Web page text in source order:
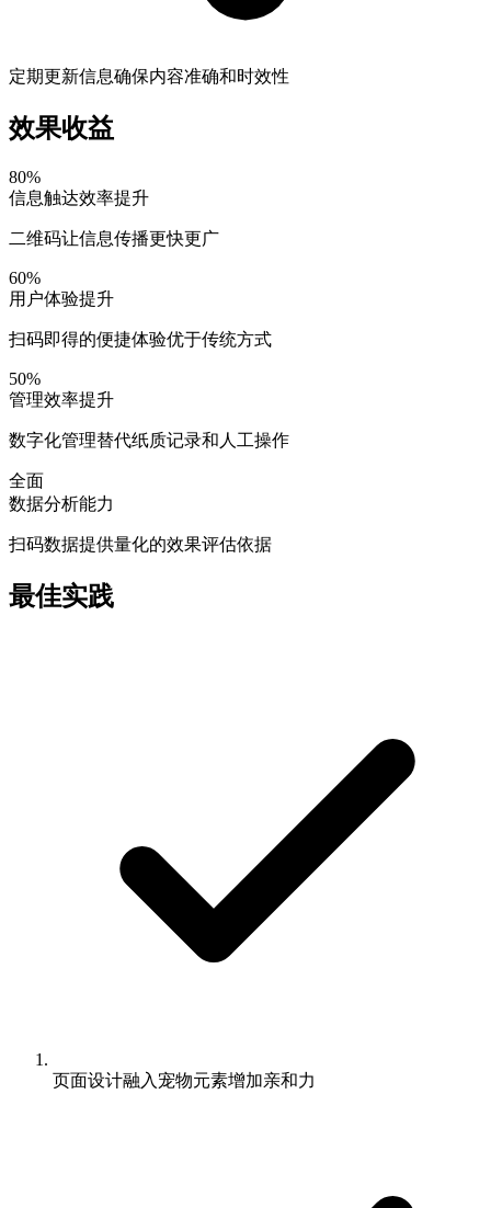
定期更新信息确保内容准确和时效性
效果收益
80%
信息触达效率提升
二维码让信息传播更快更广
60%
用户体验提升
扫码即得的便捷体验优于传统方式
50%
管理效率提升
数字化管理替代纸质记录和人工操作
全面
数据分析能力
扫码数据提供量化的效果评估依据
最佳实践
页面设计融入宠物元素增加亲和力